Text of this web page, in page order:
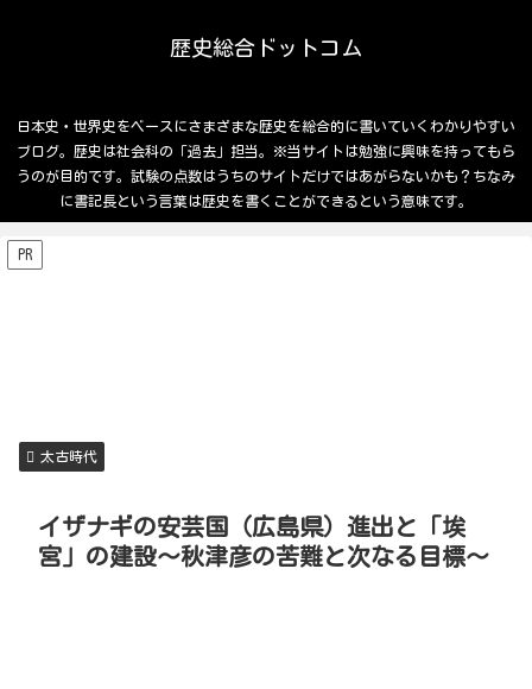
歴史総合ドットコム
日本史・世界史をベースにさまざまな歴史を総合的に書いていくわかりやすい
ブログ。歴史は社会科の「過去」担当。※当サイトは勉強に興味を持ってもら
うのが目的です。試験の点数はうちのサイトだけではあがらないかも？ちなみ
に書記長という言葉は歴史を書くことができるという意味です。
PR
太古時代
イザナギの安芸国（広島県）進出と「埃
宮」の建設～秋津彦の苦難と次なる目標～